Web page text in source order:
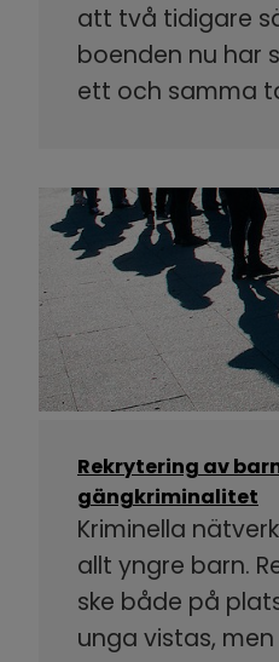
att två tidigare
boenden nu har
ett och samma
Rekrytering av
gängkriminalitet
Kriminella
allt yngre barn.
ske både på
unga vistas,